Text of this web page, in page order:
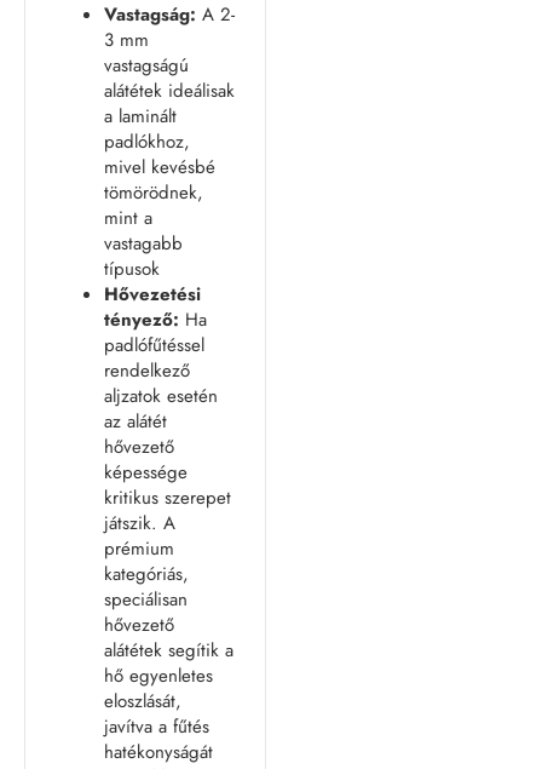
Vastagság: A 2-
3 mm
vastagságú
alátétek ideálisak
a laminált
padlókhoz,
mivel kevésbé
tömörödnek,
mint a
vastagabb
típusok
Hővezetési
tényező: Ha
padlófűtéssel
rendelkező
aljzatok esetén
az alátét
hővezető
képessége
kritikus szerepet
játszik. A
prémium
kategóriás,
speciálisan
hővezető
alátétek segítik a
hő egyenletes
eloszlását,
javítva a fűtés
hatékonyságát